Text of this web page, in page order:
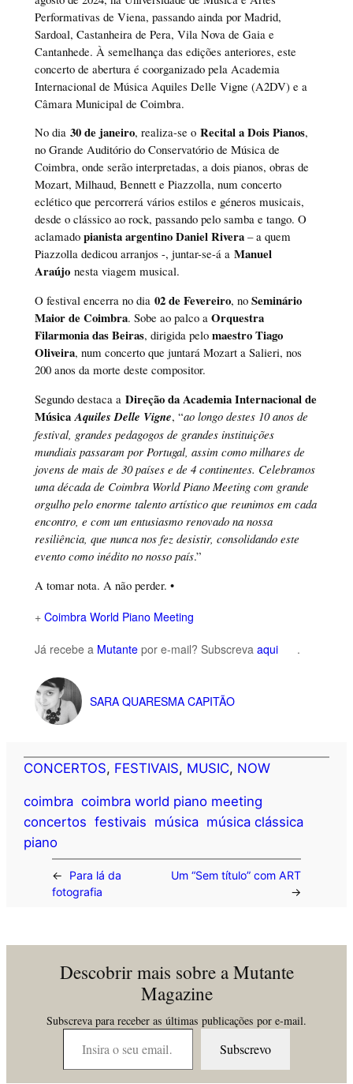
Performativas de Viena, passando ainda por Madrid,
Sardoal, Castanheira de Pera, Vila Nova de Gaia e
Cantanhede. À semelhança das edições anteriores, este
concerto de abertura é coorganizado pela Academia
Internacional de Música Aquiles Delle Vigne (A2DV) e a
Câmara Municipal de Coimbra.
No dia 30 de janeiro, realiza-se o Recital a Dois Pianos,
no Grande Auditório do Conservatório de Música de
Coimbra, onde serão interpretadas, a dois pianos, obras de
Mozart, Milhaud, Bennett e Piazzolla, num concerto
eclético que percorrerá vários estilos e géneros musicais,
desde o clássico ao rock, passando pelo samba e tango. O
aclamado pianista argentino Daniel Rivera– a quem
Piazzolla dedicou arranjos -, juntar-se-á a Manuel
Araújo nesta viagem musical.
O festival encerra no dia 02 de Fevereiro, no Seminário
Maior de Coimbra. Sobe ao palco a Orquestra
Filarmonia das Beiras, dirigida pelo maestro Tiago
Oliveira, num concerto que juntará Mozart a Salieri, nos
200 anos da morte deste compositor.
Segundo destaca a Direção da Academia Internacional de
MúsicaAquiles Delle Vigne, “ao longo destes 10 anos de
festival, grandes pedagogos de grandes instituições
mundiais passaram por Portugal, assim como milhares de
jovens de mais de 30 países e de 4 continentes. Celebramos
uma década de Coimbra World Piano Meeting com grande
orgulho pelo enorme talento artístico que reunimos em cada
encontro, e com um entusiasmo renovado na nossa
resiliência, que nunca nos fez desistir, consolidando este
evento como inédito no nosso país.”
A tomar nota. A não perder. •
+ Coimbra World Piano Meeting
Já recebe a Mutantepor e-mail? Subscreva aqui .
SARA QUARESMA CAPITÃO
CONCERTOS, FESTIVAIS, MUSIC, NOW
coimbra coimbra world piano meeting
concertos festivais música música clássica
piano
←
Para lá da
fotografia
Um “Sem título” com ART
→
Descobrir mais sobre a Mutante
Magazine
Subscreva para receber as últimas publicações por e-mail.
Insira o seu email…
Subscrevo